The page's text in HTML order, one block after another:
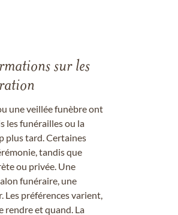
sur les
une veillée funèbre ont
les funérailles ou la
plus tard. Certaines
tandis que
ou privée. Une
funéraire, une
préférences varient,
rendre et quand. La